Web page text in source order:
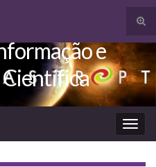
e
Científica